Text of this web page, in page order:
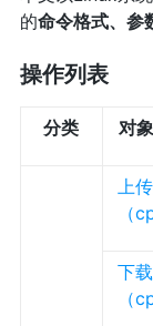
的命令格式、参
操作列表
分类 对
上
（
下
（